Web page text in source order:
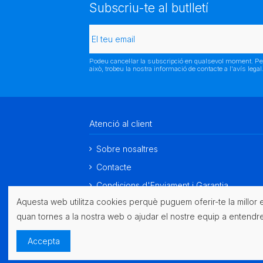
Subscriu-te al butlletí
Podeu cancel·lar la subscripció en qualsevol moment.
això, trobeu la nostra informació de contacte a l'avís legal.
Atenció al client
Sobre nosaltres
Contacte
Condicions d'Enviament i Garantia
Aquesta web utilitza cookies perquè puguem oferir-te la millor
quan tornes a la nostra web o ajudar el nostre equip a
Accepta